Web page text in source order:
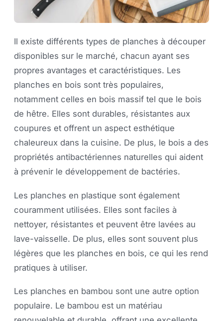
Il existe différents types de planches à découper
disponibles sur le marché, chacun ayant ses
propres avantages et caractéristiques. Les
planches en bois sont très populaires,
notamment celles en bois massif tel que le bois
de hêtre. Elles sont durables, résistantes aux
coupures et offrent un aspect esthétique
chaleureux dans la cuisine. De plus, le bois a des
propriétés antibactériennes naturelles qui aident
à prévenir le développement de bactéries.
Les planches en plastique sont également
couramment utilisées. Elles sont faciles à
nettoyer, résistantes et peuvent être lavées au
lave-vaisselle. De plus, elles sont souvent plus
légères que les planches en bois, ce qui les rend
pratiques à utiliser.
Les planches en bambou sont une autre option
populaire. Le bambou est un matériau